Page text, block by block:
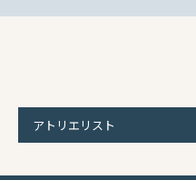
アトリエリスト